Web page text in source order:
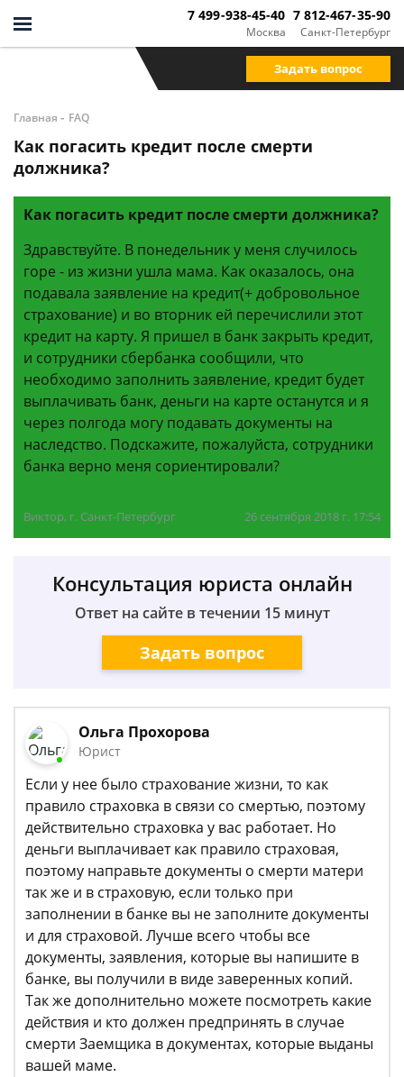
Москва
7 499-938-45-40
Санкт-Петербург
7 812-467-35-90
Задать вопрос
Главная - FAQ
Как погасить кредит после смерти
должника?
Как погасить кредит после смерти должника?
Здравствуйте. В понедельник у меня случилось
горе - из жизни ушла мама. Как оказалось, она
подавала заявление на кредит(+ добровольное
страхование) и во вторник ей перечислили этот
кредит на карту. Я пришел в банк закрыть кредит,
и сотрудники сбербанка сообщили, что
необходимо заполнить заявление, кредит будет
выплачивать банк, деньги на карте останутся и я
через полгода могу подавать документы на
наследство. Подскажите, пожалуйста, сотрудники
банка верно меня сориентировали?
Виктор, г. Санкт-Петербург 26 сентября 2018 г. 17:54
Консультация юриста онлайн
Ответ на сайте в течении 15 минут
Задать вопрос
Ольга Прохорова
Юрист
Если у нее было страхование жизни, то как
правило страховка в связи со смертью, поэтому
действительно страховка у вас работает. Но
деньги выплачивает как правило страховая,
поэтому направьте документы о смерти матери
так же и в страховую, если только при
заполнении в банке вы не заполните документы
и для страховой. Лучше всего чтобы все
документы, заявления, которые вы напишите в
банке, вы получили в виде заверенных копий.
Так же дополнительно можете посмотреть какие
действия и кто должен предпринять в случае
смерти Заемщика в документах, которые выданы
вашей маме.